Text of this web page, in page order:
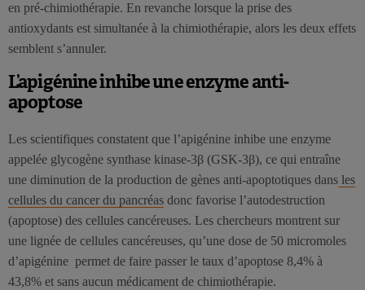
en pré-chimiothérapie. En revanche lorsque la prise des
antioxydants est simultanée à la chimiothérapie, alors les deux effets
semblent s’annuler.
L’apigénine inhibe une enzyme anti-
apoptose
Les scientifiques constatent que l’apigénine inhibe une enzyme
appelée glycogène synthase kinase-3β (GSK-3β), ce qui entraîne
une diminution de la production de gènes anti-apoptotiques dans les
cellules du cancer du pancréas donc favorise l’autodestruction
(apoptose) des cellules cancéreuses. Les chercheurs montrent sur
une lignée de cellules cancéreuses, qu’une dose de 50 micromoles
d’apigénine permet de faire passer le taux d’apoptose 8,4% à
43,8% et sans aucun médicament de chimiothérapie.